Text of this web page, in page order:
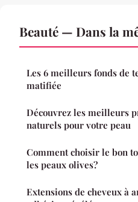
Beauté — Dans la
Les 6 meilleurs fonds de
matifiée
Découvrez les meilleurs
naturels pour votre peau
Comment choisir le bon
les peaux olives?
Extensions de cheveux à